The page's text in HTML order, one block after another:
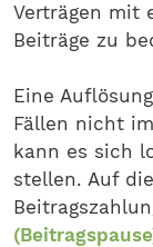
Verträgen mit
Beiträge zu
Eine
Fällen nicht
kann es sich
stellen. Auf